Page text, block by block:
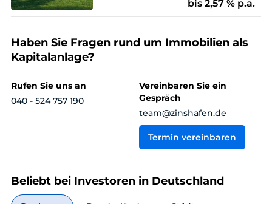
bis 2,57 % p.a.
Haben Sie Fragen rund um Immobilien als
Kapitalanlage?
Rufen Sie uns an
040 - 524 757 190
Vereinbaren Sie ein
Gespräch
team@zinshafen.de
Termin vereinbaren
Beliebt bei Investoren in Deutschland